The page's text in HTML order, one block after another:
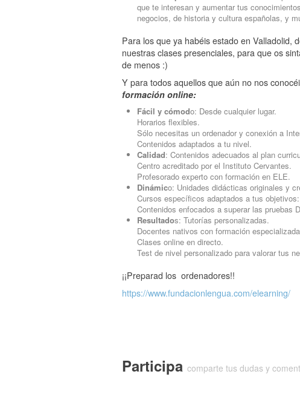
que te interesan y aumentar tus
negocios, de historia y cultura españolas, y
Para los que ya habéis estado en Valladolid,
nuestras clases presenciales, para que os
de menos :)
Y para todos aquellos que aún no nos
formación online:
Fácil y cómodo: Desde cualquier lugar.
Horarios flexibles.
Sólo necesitas un ordenador y conexión a
Contenidos adaptados a tu nivel.
Calidad: Contenidos adecuados al plan
Centro acreditado por el Instituto Cervantes.
Profesorado experto con formación en ELE.
Dinámico: Unidades didácticas originales y
Cursos específicos adaptados a tus
Contenidos enfocados a superar las pruebas
Resultados: Tutorías personalizadas.
Docentes nativos con formación
Clases online en directo.
Test de nivel personalizado para valorar tus
¡¡Preparad los ordenadores!!
https://www.fundacionlengua.com/elearning/
Participa comparte tus dudas y